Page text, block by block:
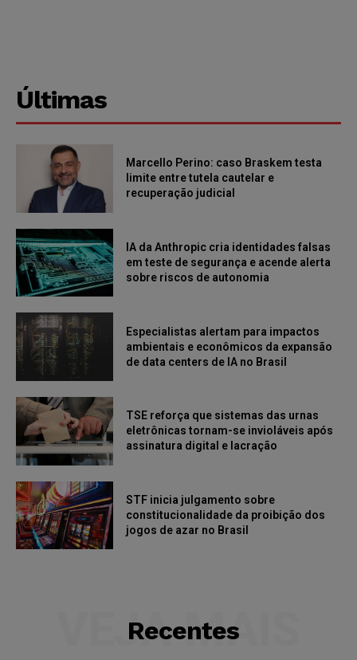
Últimas
Marcello Perino: caso Braskem testa
limite entre tutela cautelar e
recuperação judicial
IA da Anthropic cria identidades falsas
em teste de segurança e acende alerta
sobre riscos de autonomia
Especialistas alertam para impactos
ambientais e econômicos da expansão
de data centers de IA no Brasil
TSE reforça que sistemas das urnas
eletrônicas tornam-se invioláveis após
assinatura digital e lacração
STF inicia julgamento sobre
constitucionalidade da proibição dos
jogos de azar no Brasil
Recentes
VEJA MAIS